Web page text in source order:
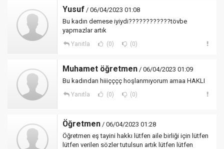
Yusuf / 06/04/2023 01:08
Bu kadın demese iyiydi????????????tövbe
yapmazlar artık
Yanıtla (0) (0)
Muhamet öğretmen / 06/04/2023 01:09
Bu kadından hiiiçççç hoşlanmıyorum amaa HAKLI
Yanıtla (0) (0)
Öğretmen / 06/04/2023 01:28
Öğretmen eş tayini hakkı lütfen aile birliği için lütfen
lütfen verilen sözler tutulsun artık lütfen lütfen